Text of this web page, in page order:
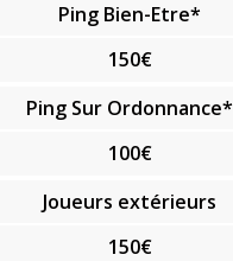
Ping Bien-Etre*
150€
Ping Sur Ordonnance*
100€
Joueurs extérieurs
150€